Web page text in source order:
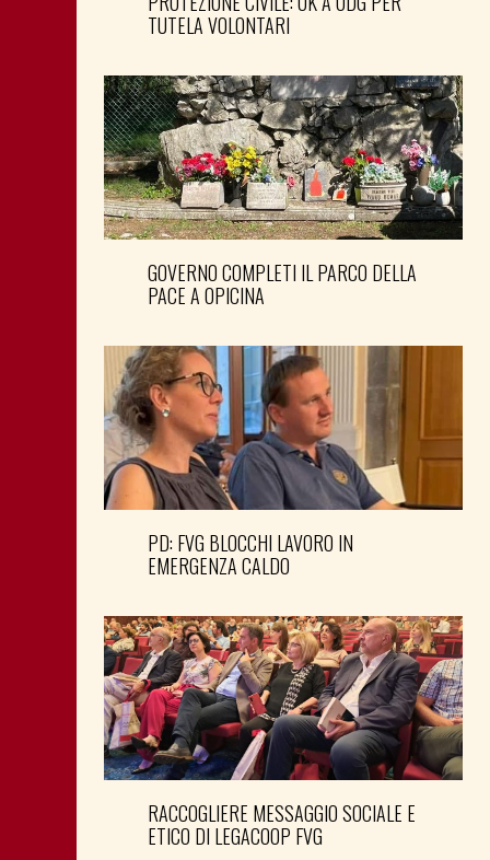
TUTELA VOLONTARI
GOVERNO COMPLETI IL PARCO DELLA
PACE A OPICINA
PD: FVG BLOCCHI LAVORO IN
EMERGENZA CALDO
RACCOGLIERE MESSAGGIO SOCIALE E
ETICO DI LEGACOOP FVG